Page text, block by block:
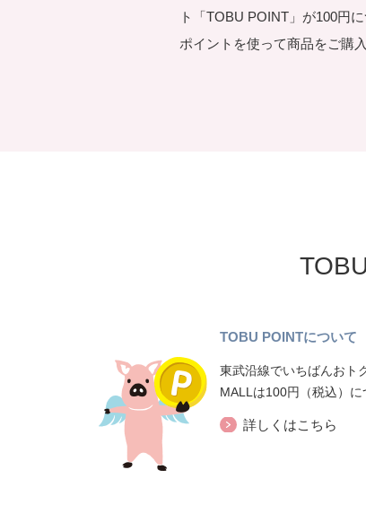
ト「TOBU POINT」が100円
ポイントを使って商品をご購
TOBU POINTについて
東武沿線でいちばんおト
MALLは100円（税込）に
詳しくはこちら